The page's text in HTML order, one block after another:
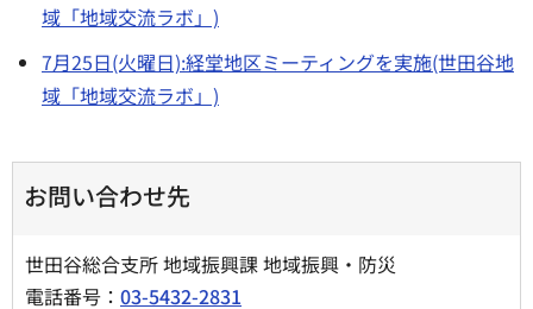
域「地域交流ラボ」)
7月25日(火曜日):経堂地区ミーティングを実施(世田谷地
域「地域交流ラボ」)
お問い合わせ先
世田谷総合支所 地域振興課 地域振興・防災
電話番号： 03-5432-2831